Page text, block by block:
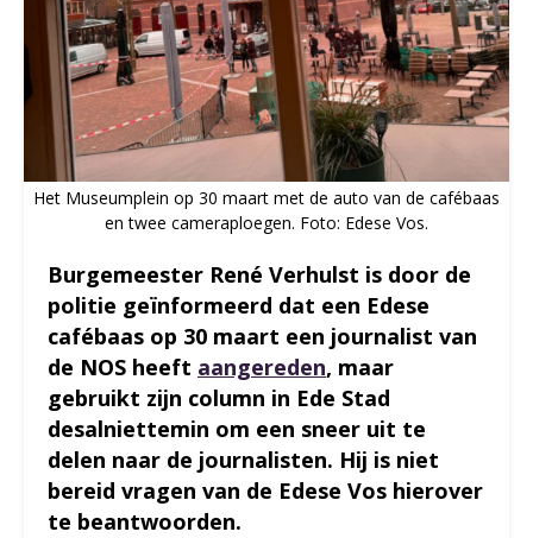
Het Museumplein op 30 maart met de auto van de cafébaas
en twee cameraploegen. Foto: Edese Vos.
Burgemeester René Verhulst is door de
politie geïnformeerd dat een Edese
cafébaas op 30 maart een journalist van
de NOS heeft aangereden, maar
gebruikt zijn column in Ede Stad
desalniettemin om een sneer uit te
delen naar de journalisten. Hij is niet
bereid vragen van de Edese Vos hierover
te beantwoorden.